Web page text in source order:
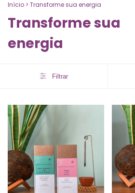
Início > Transforme sua energia
Transforme sua
energia
Filtrar